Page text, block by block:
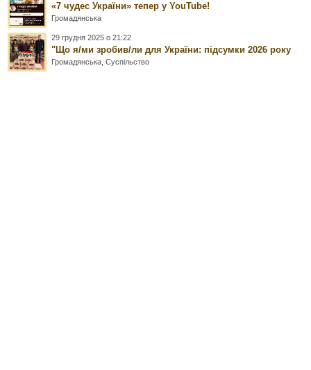
«7 чудес України» тепер у YouTube!
Громадянська
29 грудня 2025 о 21:22
"Що я/ми зробив/ли для України: підсумки 2026 року
Громадянська ,Суспільство